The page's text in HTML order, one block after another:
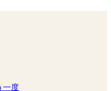
一度